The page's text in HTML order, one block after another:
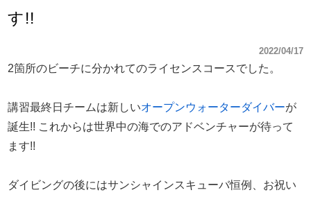
す!!
2022/04/17
2箇所のビーチに分かれてのライセンスコースでした。
講習最終日チームは新しいオープンウォーターダイバーが
誕生!! これからは世界中の海でのアドベンチャーが待って
ます!!
ダイビングの後にはサンシャインスキューバ恒例、お祝い